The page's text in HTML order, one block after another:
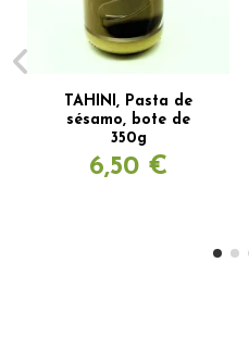
TAHINI, Pasta de
sésamo, bote de
350g
6,50 €